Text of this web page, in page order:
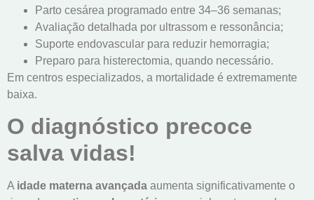
Parto cesárea programado entre 34–36 semanas;
Avaliação detalhada por ultrassom e ressonância;
Suporte endovascular para reduzir hemorragia;
Preparo para histerectomia, quando necessário.
Em centros especializados, a mortalidade é extremamente
baixa.
O diagnóstico precoce
salva vidas!
A idade materna avançada aumenta significativamente o